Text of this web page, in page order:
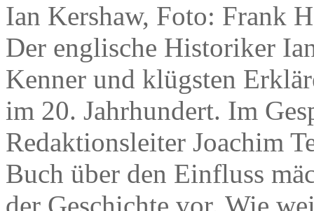
Ian Kershaw, Foto: Frank
Der englische Historiker
Kenner und klügsten
im 20. Jahrhundert. Im
Redaktionsleiter Joachim
Buch über den Einfluss